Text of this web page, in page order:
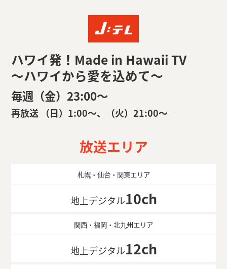
ハワイ発！Made in Hawaii TV
～ハワイから愛を込めて～
毎週（金）23:00〜
再放送 （日）1:00〜、（火）21:00〜
放送エリア
札幌・仙台・関東エリア
地上デジタル10ch
関西・福岡・北九州エリア
地上デジタル12ch